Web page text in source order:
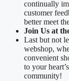
continually
customer
better meet
Join Us at
Last but not
webshop,
convenient
to your
community!